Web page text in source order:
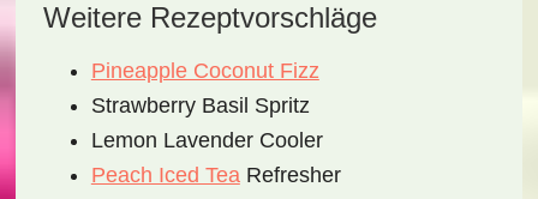
Weitere Rezeptvorschläge
Pineapple Coconut Fizz
Strawberry Basil Spritz
Lemon Lavender Cooler
Peach Iced TeaRefresher